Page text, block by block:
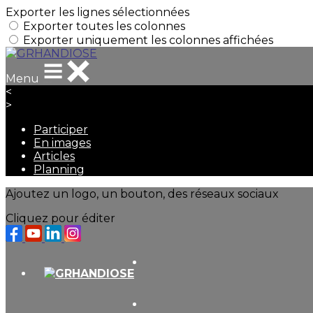
Exporter les lignes sélectionnées
Exporter toutes les colonnes
Exporter uniquement les colonnes affichées
Menu
<
>
Participer
En images
Articles
Planning
Ajoutez un logo, un bouton, des réseaux sociaux
Cliquez pour éditer